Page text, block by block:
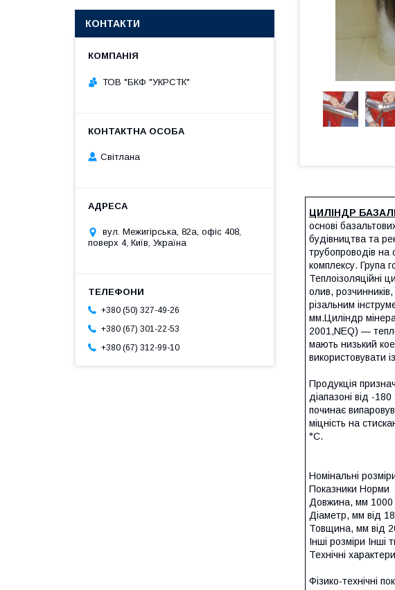
ЦИЛІНДР
основі
будівництва та
трубопроводів на
комплексу. Група
Теплоізоляційні
олив,
різальним
мм.Циліндр
2001,NEQ) —
мають низький
використовувати
Продукція
діапазоні від -
починає
міцність на
°C.
Номінальні
Показники Норми
Довжина, мм 1000
Діаметр, мм від
Товщина, мм від
Інші розміри
Технічні
Фізико-технічні
КОНТАКТИ
ТОВ "БКФ "УКРСТК"
Світлана
вул. Межигірська, 82а, офіс 408,
поверх 4, Київ, Україна
+380 (50) 327-49-26
+380 (67) 301-22-53
+380 (67) 312-99-10